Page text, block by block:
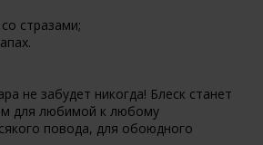
стразами;
не забудет никогда! Блеск станет
для любимой к любому
повода, для обоюдного